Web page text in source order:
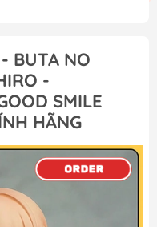
BUTA NO
-
SMILE
HÃNG